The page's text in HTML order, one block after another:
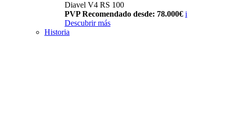
Diavel V4 RS 100
PVP Recomendado desde: 78.000€ i
Descubrir más
Historia